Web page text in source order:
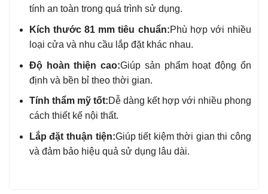
tính an toàn trong quá trình sử dụng.
Kích thước 81 mm tiêu chuẩn:Phù hợp với nhiều
loại cửa và nhu cầu lắp đặt khác nhau.
Độ hoàn thiện cao:Giúp sản phẩm hoạt động ổn
định và bền bỉ theo thời gian.
Tính thẩm mỹ tốt:Dễ dàng kết hợp với nhiều phong
cách thiết kế nội thất.
Lắp đặt thuận tiện:Giúp tiết kiệm thời gian thi công
và đảm bảo hiệu quả sử dụng lâu dài.